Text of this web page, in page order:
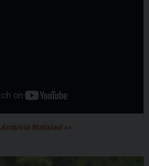
Archivio Notiziari >>